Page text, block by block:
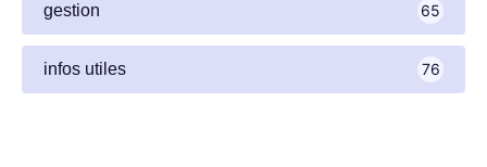
gestion 65
infos utiles 76